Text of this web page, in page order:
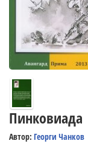
Пинковиада
Автор: Георги Чанков